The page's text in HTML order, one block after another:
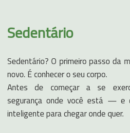
Sedentário
Sedentário? O primeiro passo da
novo. É conhecer o seu corpo.
Antes de começar a se
segurança onde você está — e
inteligente para chegar onde quer.